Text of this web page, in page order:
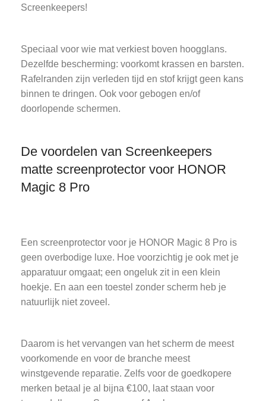
Screenkeepers!
Speciaal voor wie mat verkiest boven hoogglans.
Dezelfde bescherming: voorkomt krassen en barsten.
Rafelranden zijn verleden tijd en stof krijgt geen kans
binnen te dringen. Ook voor gebogen en/of
doorlopende schermen.
De voordelen van Screenkeepers
matte screenprotector voor HONOR
Magic 8 Pro
Een screenprotector voor je HONOR Magic 8 Pro is
geen overbodige luxe. Hoe voorzichtig je ook met je
apparatuur omgaat; een ongeluk zit in een klein
hoekje. En aan een toestel zonder scherm heb je
natuurlijk niet zoveel.
Daarom is het vervangen van het scherm de meest
voorkomende en voor de branche meest
winstgevende reparatie. Zelfs voor de goedkopere
merken betaal je al bijna €100, laat staan voor